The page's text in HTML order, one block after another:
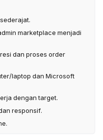
marketplace menjadi
dan proses order
laptop dan Microsoft
dengan target.
responsif.